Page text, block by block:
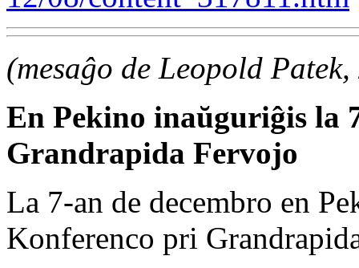
(mesaĝo de Leopold
En Pekino inaŭguriĝis la
Grandrapida Fervojo
La 7-an de decembro en
Konferenco pri